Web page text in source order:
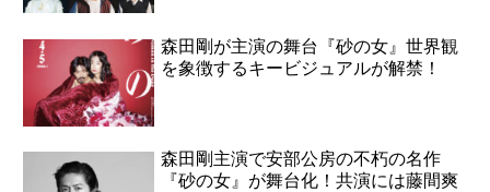
森田剛が主演の舞台『砂の女』世界観
を象徴するキービジュアルが解禁！
森田剛主演で安部公房の不朽の名作
『砂の女』が舞台化！共演には藤間爽